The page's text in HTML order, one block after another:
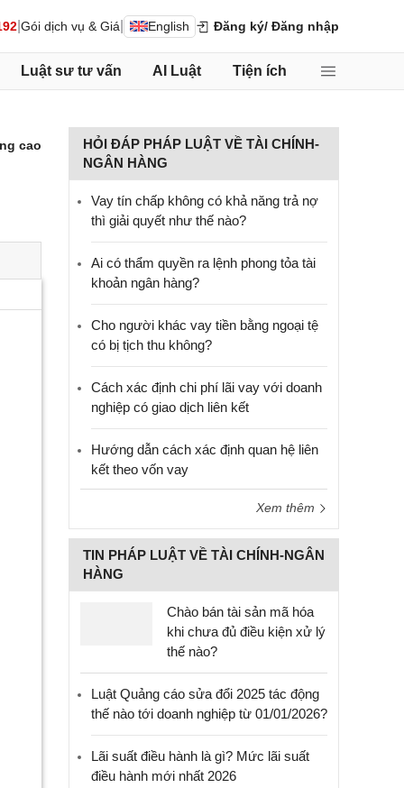
Gói dịch vụ & Giá English Đăng ký/ Đăng nhập
Luật sư tư vấn AI Luật Tiện ích
cao
HỎI ĐÁP PHÁP LUẬT VỀ TÀI CHÍNH-
NGÂN HÀNG
Vay tín chấp không có khả năng trả nợ
thì giải quyết như thế nào?
Ai có thẩm quyền ra lệnh phong tỏa tài
khoản ngân hàng?
Cho người khác vay tiền bằng ngoại tệ
có bị tịch thu không?
Cách xác định chi phí lãi vay với doanh
nghiệp có giao dịch liên kết
Hướng dẫn cách xác định quan hệ liên
kết theo vốn vay
Xem thêm
TIN PHÁP LUẬT VỀ TÀI CHÍNH-NGÂN
HÀNG
Chào bán tài sản mã hóa
khi chưa đủ điều kiện xử lý
thế nào?
Luật Quảng cáo sửa đổi 2025 tác động
thế nào tới doanh nghiệp từ 01/01/2026?
Lãi suất điều hành là gì? Mức lãi suất
điều hành mới nhất 2026